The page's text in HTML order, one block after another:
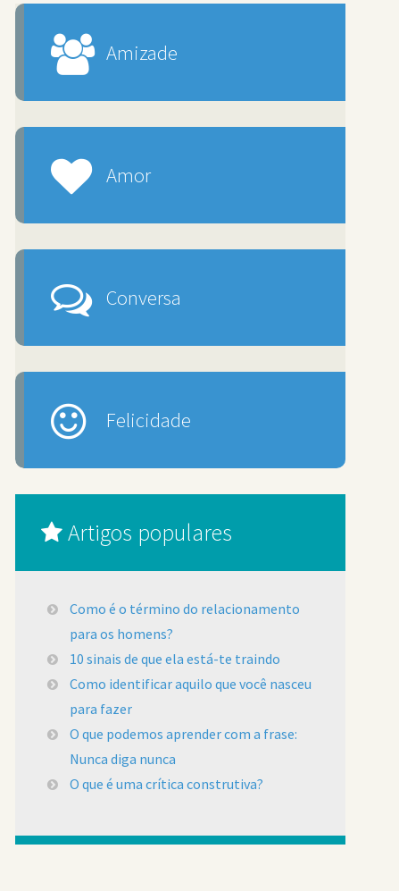
Amizade
Amor
Conversa
Felicidade
Artigos populares
Como é o término do relacionamento
para os homens?
10 sinais de que ela está-te traindo
Como identificar aquilo que você nasceu
para fazer
O que podemos aprender com a frase:
Nunca diga nunca
O que é uma crítica construtiva?